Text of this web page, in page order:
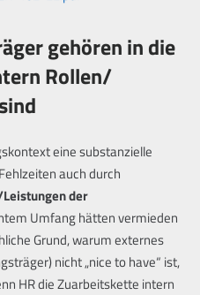
gehören in die
Rollen/
eine substanzielle
auch durch
der
Umfang hätten vermieden
Grund, warum externes
nicht „nice to have“ ist,
HR die Zuarbeitskette intern